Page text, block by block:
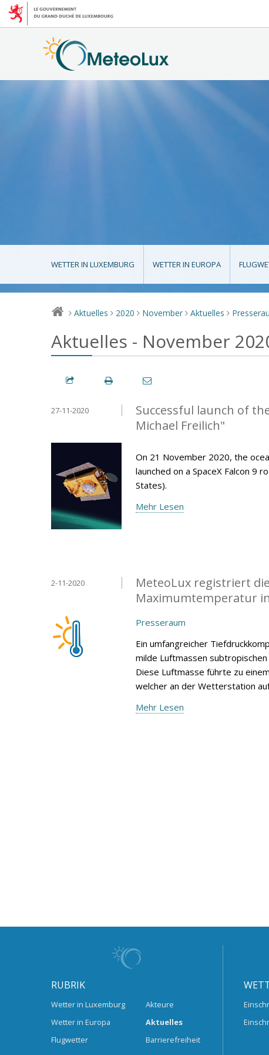
WETTER IN LUXEMBURG WETTER IN EUROPA
> Aktuelles > 2020 > November > Aktuelles >
Aktuelles - November
Successful launch of
Michael Freilich"
27-11-2020
On 21 November 2020, the
launched on a SpaceX Falcon 9
States).
Mehr Lesen
MeteoLux registriert
Maximumtemperatur
2-11-2020
Presseraum
Ein umfangreicher
milde Luftmassen
Diese Luftmasse führte zu
welcher an der Wetterstation
Mehr Lesen
RUBRIK
Wetter in Luxemburg
Wetter in Europa
Flugwetter
Akteure
Aktuelles
Barrierefreiheit